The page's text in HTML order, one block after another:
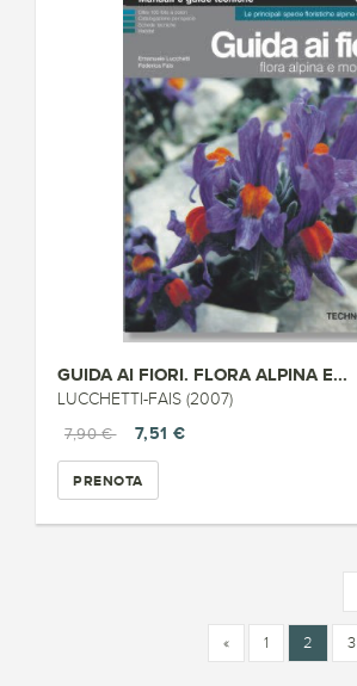
GUIDA AI FIORI. FLORA ALPINA E...
LUCCHETTI-FAIS (2007)
7,90 €
7,51 €
PRENOTA
« 1 2 3